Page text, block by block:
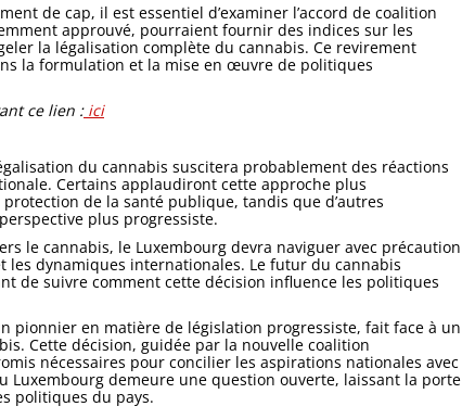
de cap, il est essentiel d’examiner l’accord de coalition
approuvé, pourraient fournir des indices sur les
la légalisation complète du cannabis. Ce revirement
la formulation et la mise en œuvre de politiques
ce lien :ici
du cannabis suscitera probablement des réactions
Certains applaudiront cette approche plus
de la santé publique, tandis que d’autres
plus progressiste.
le cannabis, le Luxembourg devra naviguer avec précaution
dynamiques internationales. Le futur du cannabis
de suivre comment cette décision influence les politiques
pionnier en matière de législation progressiste, fait face à un
Cette décision, guidée par la nouvelle coalition
nécessaires pour concilier les aspirations nationales avec
Luxembourg demeure une question ouverte, laissant la porte
politiques du pays.